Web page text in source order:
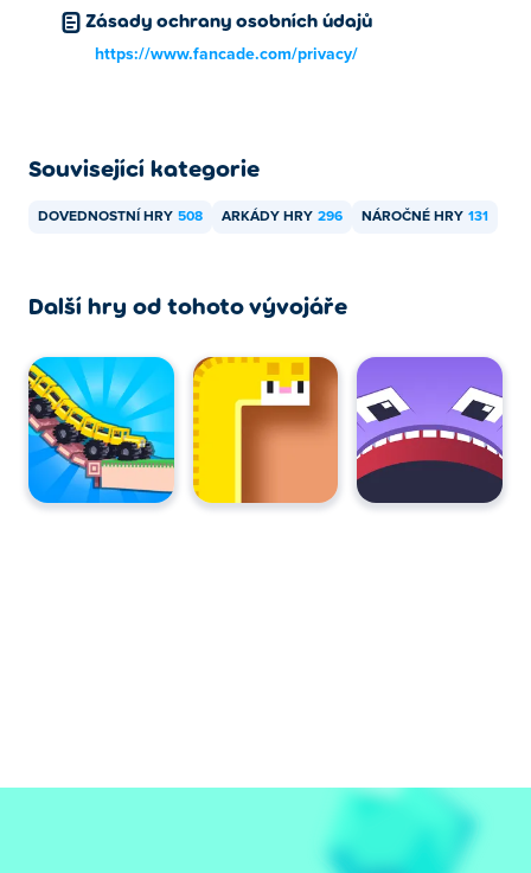
Zásady ochrany osobních údajů
https://www.fancade.com/privacy/
Související kategorie
DOVEDNOSTNÍ HRY 508 ARKÁDY HRY 296 NÁROČNÉ HRY 131
Další hry od tohoto vývojáře